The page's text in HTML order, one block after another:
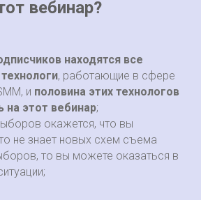
вебинар?
находятся все
, работающие в сфере
и половина этих технологов
на этот вебинар;
окажется, что вы
не знает новых схем съема
то вы можете оказаться в